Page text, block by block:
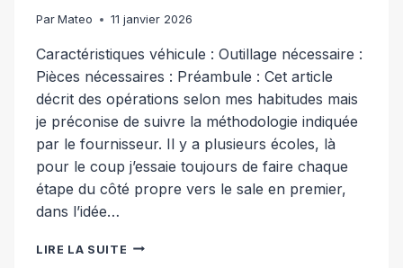
Par Mateo 11 janvier 2026
Caractéristiques véhicule : Outillage nécessaire :
Pièces nécessaires : Préambule : Cet article
décrit des opérations selon mes habitudes mais
je préconise de suivre la méthodologie indiquée
par le fournisseur. Il y a plusieurs écoles, là
pour le coup j’essaie toujours de faire chaque
étape du côté propre vers le sale en premier,
dans l’idée…
LIRE LA SUITE ENTRETIEN